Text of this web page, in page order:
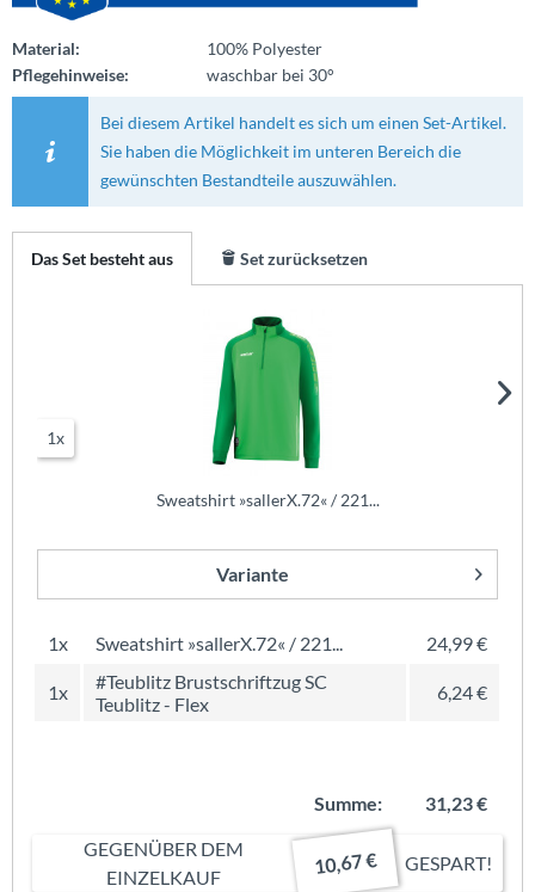
Material:
100% Polyester
Pflegehinweise:
waschbar bei 30°
Bei diesem Artikel handelt es sich um einen Set-Artikel.
Sie haben die Möglichkeit im unteren Bereich die
gewünschten Bestandteile auszuwählen.
Das Set besteht aus Set zurücksetzen
1x
Sweatshirt »sallerX.72« / 221...
Variante
1x Sweatshirt »sallerX.72« / 221... 24,99 €
1x
#Teublitz Brustschriftzug SC
Teublitz - Flex
6,24 €
Summe:
31,23 €
GEGENÜBER DEM
EINZELKAUF
10,67 € GESPART!